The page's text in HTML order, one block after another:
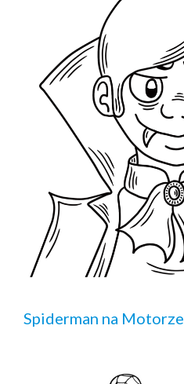
Spiderman na Motorze